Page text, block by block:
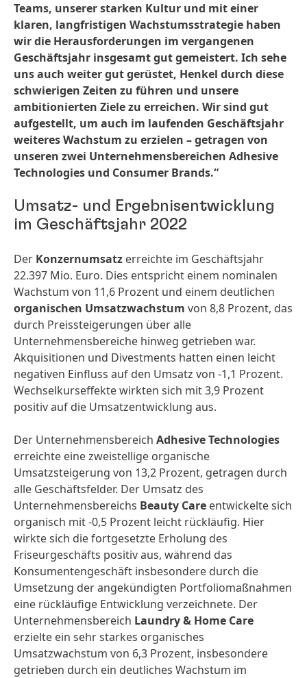
Teams, unserer starken Kultur und mit einer
klaren, langfristigen Wachstumsstrategie haben
wir die Herausforderungen im vergangenen
Geschäftsjahr insgesamt gut gemeistert. Ich sehe
uns auch weiter gut gerüstet, Henkel durch diese
schwierigen Zeiten zu führen und unsere
ambitionierten Ziele zu erreichen. Wir sind gut
aufgestellt, um auch im laufenden Geschäftsjahr
weiteres Wachstum zu erzielen – getragen von
unseren zwei Unternehmensbereichen Adhesive
Technologies und Consumer Brands.“
Umsatz- und Ergebnisentwicklung
im Geschäftsjahr 2022
Der Konzernumsatz erreichte im Geschäftsjahr
22.397 Mio. Euro. Dies entspricht einem nominalen
Wachstum von 11,6 Prozent und einem deutlichen
organischen Umsatzwachstum von 8,8 Prozent, das
durch Preissteigerungen über alle
Unternehmensbereiche hinweg getrieben war.
Akquisitionen und Divestments hatten einen leicht
negativen Einfluss auf den Umsatz von -1,1 Prozent.
Wechselkurseffekte wirkten sich mit 3,9 Prozent
positiv auf die Umsatzentwicklung aus.
Der Unternehmensbereich Adhesive Technologies
erreichte eine zweistellige organische
Umsatzsteigerung von 13,2 Prozent, getragen durch
alle Geschäftsfelder. Der Umsatz des
Unternehmensbereichs Beauty Care entwickelte sich
organisch mit -0,5 Prozent leicht rückläufig. Hier
wirkte sich die fortgesetzte Erholung des
Friseurgeschäfts positiv aus, während das
Konsumentengeschäft insbesondere durch die
Umsetzung der angekündigten Portfoliomaßnahmen
eine rückläufige Entwicklung verzeichnete. Der
Unternehmensbereich Laundry & Home Care
erzielte ein sehr starkes organisches
Umsatzwachstum von 6,3 Prozent, insbesondere
getrieben durch ein deutliches Wachstum im